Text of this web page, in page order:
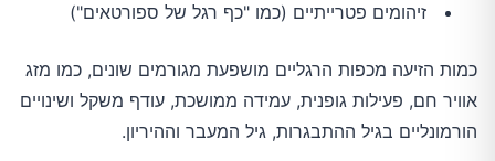
זיהומים פטרייתיים (כמו "כף רגל של ספורטאים")
כמות הזיעה מכפות הרגליים מושפעת מגורמים שונים, כמו מזג
אוויר חם, פעילות גופנית, עמידה ממושכת, עודף משקל ושינויים
הורמונליים בגיל ההתבגרות, גיל המעבר וההיריון.